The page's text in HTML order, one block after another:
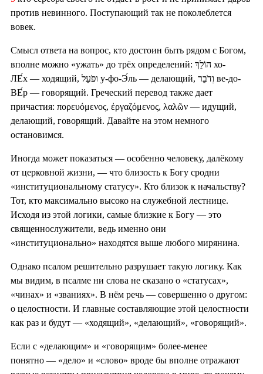
против невинного. Поступающий так не поколеблется
вовек.
Смысл ответа на вопрос, кто достоин быть рядом с Богом,
вполне можно «ужать» до трёх определений: הוֹלֵךְ хо-
ЛЕ́х — ходящий, וּפֹעֵל у-фо-Э́ль — делающий, וְדֹבֵר ве-до-
ВЕ́р — говорящий. Греческий перевод также дает
причастия: πορευόμενος, ἐργαζόμενος, λαλῶν — идущий,
делающий, говорящий. Давайте на этом немного
остановимся.
Иногда может показаться — особенно человеку, далёкому
от церковной жизни, — что близость к Богу сродни
«институциональному статусу». Кто близок к начальству?
Тот, кто максимально высоко на служебной лестнице.
Исходя из этой логики, самые близкие к Богу — это
священнослужители, ведь именно они
«институционально» находятся выше любого мирянина.
Однако псалом решительно разрушает такую логику. Как
мы видим, в псалме ни слова не сказано о «статусах»,
«чинах» и «званиях». В нём речь — совершенно о другом:
о целостности. И главные составляющие этой целостности
как раз и будут — «ходящий», «делающий», «говорящий».
Если с «делающим» и «говорящим» более-менее
понятно — «дело» и «слово» вроде бы вполне отражают